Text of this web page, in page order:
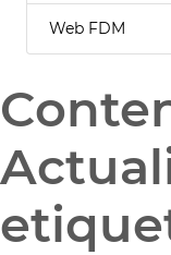
Web FDM